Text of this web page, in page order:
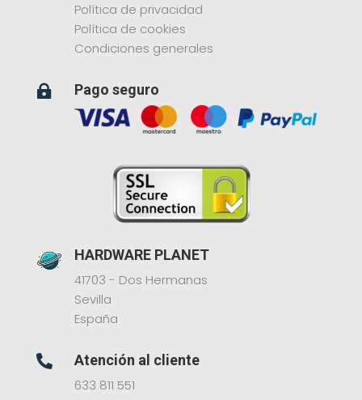
Política de privacidad
Política de cookies
Condiciones generales
 Pago seguro
HARDWARE PLANET
41703 - Dos Hermanas
Sevilla
España

Atención al cliente
633 811 551